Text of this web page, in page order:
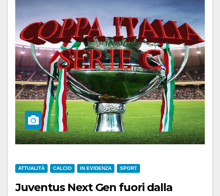
ATTUALITÀ CALCIO IN EVIDENZA SPORT
Juventus Next Gen fuori dalla